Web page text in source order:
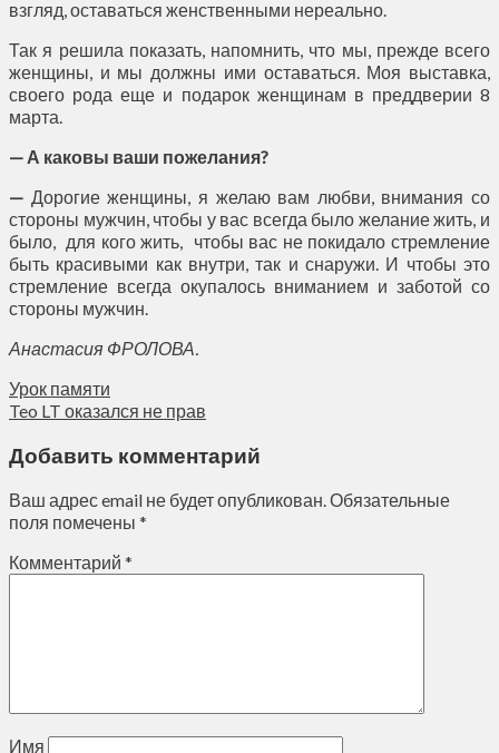
взгляд, оставаться женственными нереально.
Так я решила показать, напомнить, что мы, прежде всего
женщины, и мы должны ими оставаться. Моя выставка,
своего рода еще и подарок женщинам в преддверии 8
марта.
— А каковы ваши пожелания?
— Дорогие женщины, я желаю вам любви, внимания со
стороны мужчин, чтобы у вас всегда было желание жить, и
было, для кого жить, чтобы вас не покидало стремление
быть красивыми как внутри, так и снаружи. И чтобы это
стремление всегда окупалось вниманием и заботой со
стороны мужчин.
Анастасия ФРОЛОВА.
Урок памяти
Teo LT оказался не прав
Добавить комментарий
Ваш адрес email не будет опубликован.Обязательные
поля помечены *
Комментарий *
Имя